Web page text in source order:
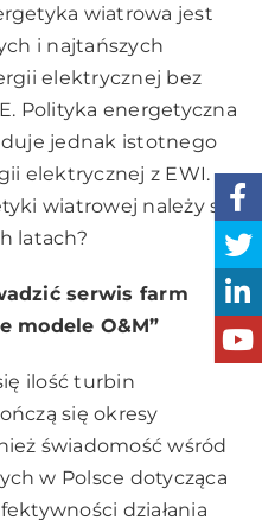
wiatrowa jest
i najtańszych
elektrycznej bez
Polityka energetyczna
jednak istotnego
elektrycznej z EWI.
wiatrowej należy się
latach?
serwis farm
modele O&M”
ilość turbin
się okresy
świadomość wśród
w Polsce dotycząca
działania